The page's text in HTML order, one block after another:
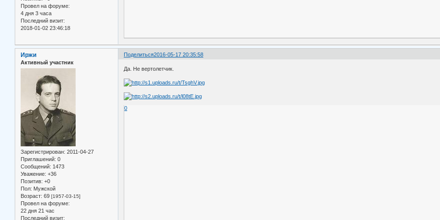
Провел на форуме:
4 дня 3 часа
Последний визит:
2018-01-02 23:46:18
Поделиться2016-05-17 20:35:58
Иржи
Активный участник
Зарегистрирован: 2011-04-27
Приглашений: 0
Сообщений: 1473
Уважение: +36
Позитив: +0
Пол: Мужской
Возраст: 69 [1957-03-15]
Провел на форуме:
22 дня 21 час
Последний визит:
Да. Не вертолетчик.
0